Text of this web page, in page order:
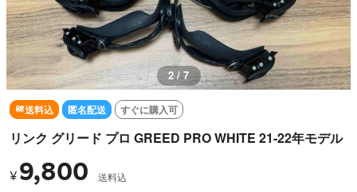
2 / 7
送料込 匿名配送 すぐに購入可
リンク グリード プロ GREED PRO WHITE 21-22年モデル
¥ 9,800 送料込